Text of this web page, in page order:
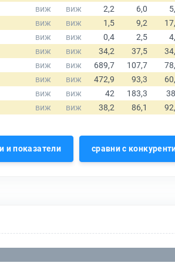
и показатели сравни с